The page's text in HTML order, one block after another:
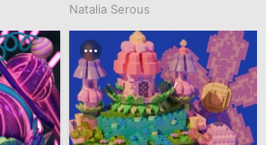
Natalia Serous